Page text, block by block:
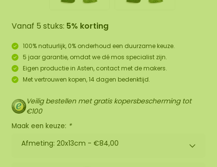
Vanaf 5 stuks: 5% korting
100% natuurlijk, 0% onderhoud een duurzame keuze.
5 jaar garantie, omdat we dé mos specialist zijn.
Eigen productie in Asten, contact met de makers.
Met vertrouwen kopen, 14 dagen bedenktijd.
Veilig bestellen met gratis kopersbescherming tot
€100
Maak een keuze: *
Afmeting: 20x13cm - €84,00